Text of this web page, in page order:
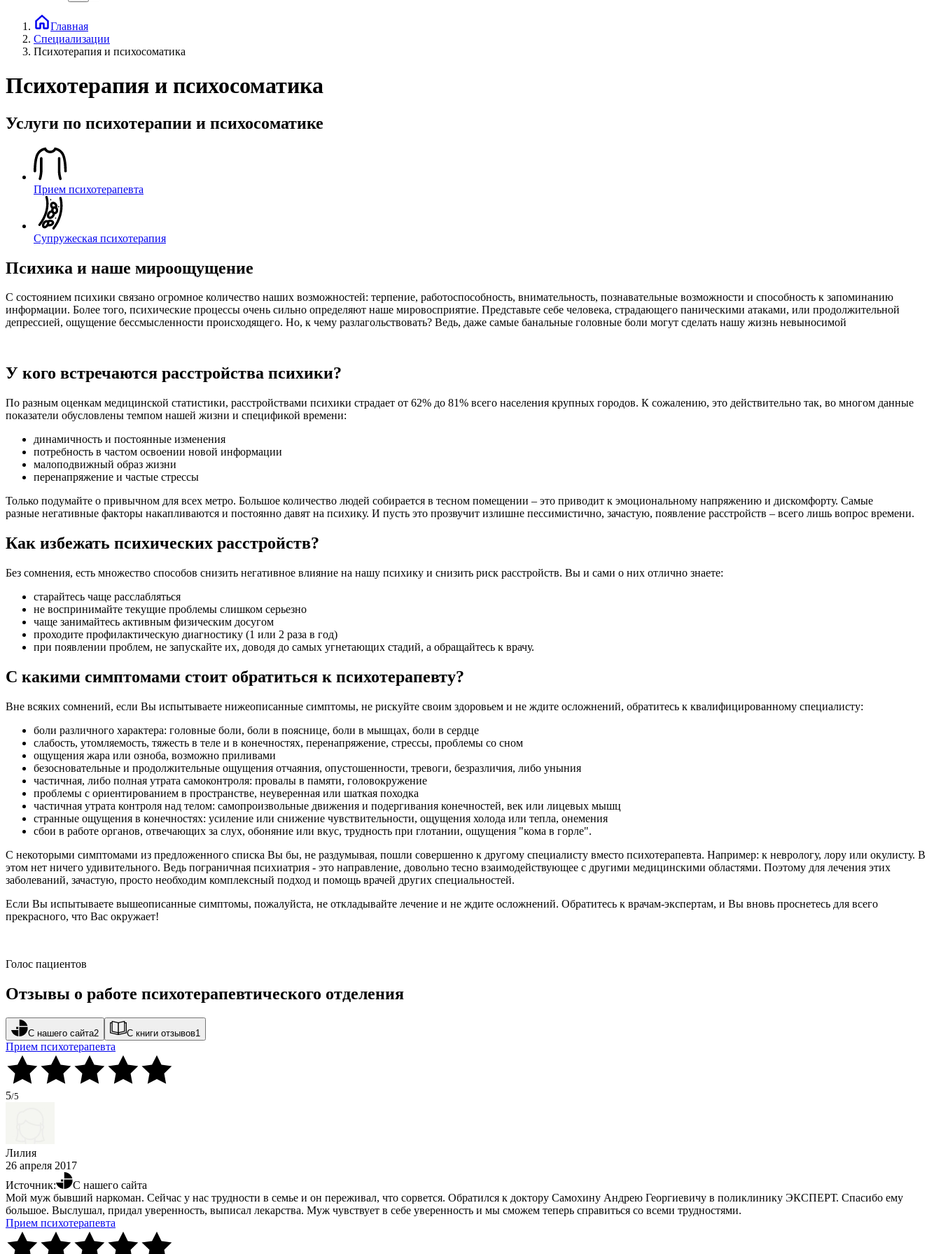
Главная
Специализации
Психотерапия и психосоматика
Психотерапия и психосоматика
Услуги по психотерапии и психосоматике
Прием психотерапевта
Супружеская психотерапия
Психика и наше мироощущение
С состоянием психики связано огромное количество наших возможностей: терпение, работоспособность, внимательность, познавательные возможности и способность к запоминанию
информации. Более того, психические процессы очень сильно определяют наше мировосприятие. Представьте себе человека, страдающего паническими атаками, или продолжительной
депрессией, ощущение бессмысленности происходящего. Но, к чему разлагольствовать? Ведь, даже самые банальные головные боли могут сделать нашу жизнь невыносимой
У кого встречаются расстройства психики?
По разным оценкам медицинской статистики, расстройствами психики страдает от 62% до 81% всего населения крупных городов. К сожалению, это действительно так, во многом данные
показатели обусловлены темпом нашей жизни и спецификой времени:
динамичность и постоянные изменения
потребность в частом освоении новой информации
малоподвижный образ жизни
перенапряжение и частые стрессы
Только подумайте о привычном для всех метро. Большое количество людей собирается в тесном помещении – это приводит к эмоциональному напряжению и дискомфорту. Самые
разные негативные факторы накапливаются и постоянно давят на психику. И пусть это прозвучит излишне пессимистично, зачастую, появление расстройств – всего лишь вопрос времени.
Как избежать психических расстройств?
Без сомнения, есть множество способов снизить негативное влияние на нашу психику и снизить риск расстройств. Вы и сами о них отлично знаете:
старайтесь чаще расслабляться
не воспринимайте текущие проблемы слишком серьезно
чаще занимайтесь активным физическим досугом
проходите профилактическую диагностику (1 или 2 раза в год)
при появлении проблем, не запускайте их, доводя до самых угнетающих стадий, а обращайтесь к врачу.
С какими симптомами стоит обратиться к психотерапевту?
Вне всяких сомнений, если Вы испытываете нижеописанные симптомы, не рискуйте своим здоровьем и не ждите осложнений, обратитесь к квалифицированному специалисту:
боли различного характера: головные боли, боли в пояснице, боли в мышцах, боли в сердце
слабость, утомляемость, тяжесть в теле и в конечностях, перенапряжение, стрессы, проблемы со сном
ощущения жара или озноба, возможно приливами
безосновательные и продолжительные ощущения отчаяния, опустошенности, тревоги, безразличия, либо уныния
частичная, либо полная утрата самоконтроля: провалы в памяти, головокружение
проблемы с ориентированием в пространстве, неуверенная или шаткая походка
частичная утрата контроля над телом: самопроизвольные движения и подергивания конечностей, век или лицевых мышц
странные ощущения в конечностях: усиление или снижение чувствительности, ощущения холода или тепла, онемения
сбои в работе органов, отвечающих за слух, обоняние или вкус, трудность при глотании, ощущения "кома в горле".
С некоторыми симптомами из предложенного списка Вы бы, не раздумывая, пошли совершенно к другому специалисту вместо психотерапевта. Например: к неврологу, лору или окулисту. В
этом нет ничего удивительного. Ведь пограничная психиатрия - это направление, довольно тесно взаимодействующее с другими медицинскими областями. Поэтому для лечения этих
заболеваний, зачастую, просто необходим комплексный подход и помощь врачей других специальностей.
Если Вы испытываете вышеописанные симптомы, пожалуйста, не откладывайте лечение и не ждите осложнений. Обратитесь к врачам-экспертам, и Вы вновь проснетесь для всего
прекрасного, что Вас окружает!
Голос пациентов
Отзывы о работе психотерапевтического отделения
С нашего сайта2 С книги отзывов1
Прием психотерапевта
5/5
Лилия
26 апреля 2017
Источник:
С нашего сайта
Мой муж бывший наркоман. Сейчас у нас трудности в семье и он переживал, что сорвется. Обратился к доктору Самохину Андрею Георгиевичу в поликлинику ЭКСПЕРТ. Спасибо ему
большое. Выслушал, придал уверенность, выписал лекарства. Муж чувствует в себе уверенность и мы сможем теперь справиться со всеми трудностями.
Прием психотерапевта